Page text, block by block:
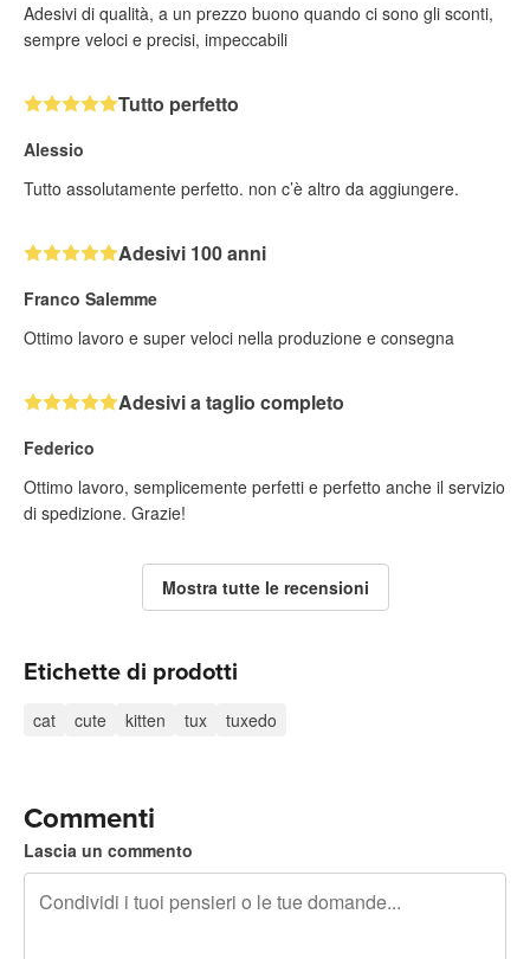
Adesivi di qualità, a un prezzo buono quando ci sono gli sconti,
sempre veloci e precisi, impeccabili
Tutto perfetto
Alessio
Tutto assolutamente perfetto. non c’è altro da aggiungere.
Adesivi 100 anni
Franco Salemme
Ottimo lavoro e super veloci nella produzione e consegna
Adesivi a taglio completo
Federico
Ottimo lavoro, semplicemente perfetti e perfetto anche il servizio
di spedizione. Grazie!
Mostra tutte le recensioni
Etichette di prodotti
cat cute kitten tux tuxedo
Commenti
Lascia un commento